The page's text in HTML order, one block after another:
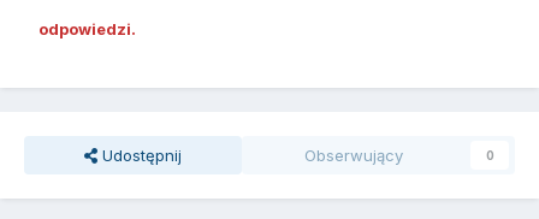
odpowiedzi.
Udostępnij Obserwujący 0